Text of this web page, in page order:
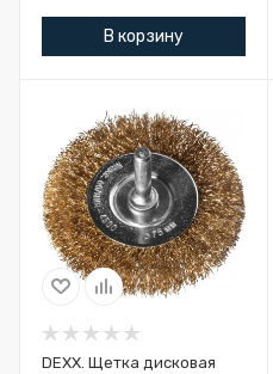
В корзину
DEXX. Щетка дисковая